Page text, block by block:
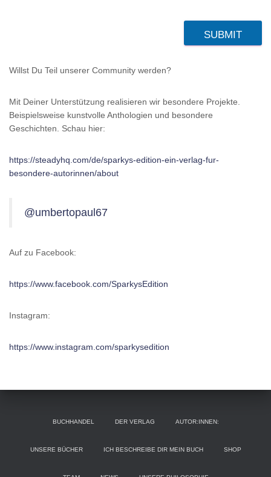
SUBMIT
Willst Du Teil unserer Community werden?
Mit Deiner Unterstützung realisieren wir besondere Projekte.
Beispielsweise kunstvolle Anthologien und besondere
Geschichten. Schau hier:
https://steadyhq.com/de/sparkys-edition-ein-verlag-fur-
besondere-autorinnen/about
@umbertopaul67
Auf zu Facebook:
https://www.facebook.com/SparkysEdition
Instagram:
https://www.instagram.com/sparkysedition
BUCHHANDEL DER VERLAG AUTOR:INNEN:
UNSERE BÜCHER ICH BESCHREIBE DIR MEIN BUCH SHOP